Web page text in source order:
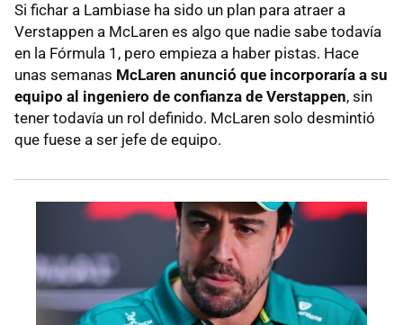
Si fichar a Lambiase ha sido un plan para atraer a
Verstappen a McLaren es algo que nadie sabe todavía
en la Fórmula 1, pero empieza a haber pistas. Hace
unas semanas McLaren anunció que incorporaría a su
equipo al ingeniero de confianza de Verstappen, sin
tener todavía un rol definido. McLaren solo desmintió
que fuese a ser jefe de equipo.